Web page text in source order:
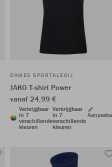
DAMES SPORTKLEDIJ
JAKO T-shirt Power
vanaf 24,99 €
Verkrijgbaar
in 7
verschillende
kleuren
Verkrijgbaar
in 7
verschillende
kleuren